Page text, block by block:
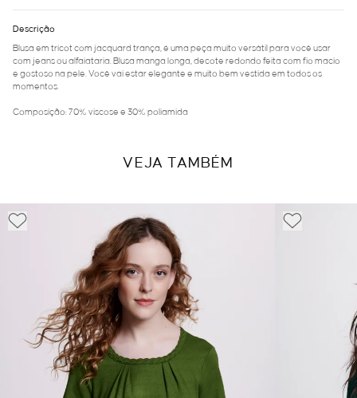
Descrição
Blusa em tricot com jacquard trança, é uma peça muito versátil para você usar
com jeans ou alfaiataria. Blusa manga longa, decote redondo feita com fio macio
e gostoso na pele. Você vai estar elegante e muito bem vestida em todos os
momentos.
Composição: 70% viscose e 30% poliamida
VEJA TAMBÉM